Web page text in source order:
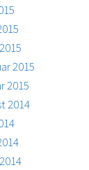
2015
2015
2014